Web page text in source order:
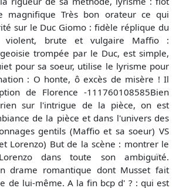
magnifique Très bon orateur ce qui
sur le Duc Giomo : fidèle réplique du
violent, brute et vulgaire Maffio :
trompée par le Duc, est simple,
pour sa soeur, utilise le lyrisme pour
: O honte, ô excès de misère ! Il
de Florence -111760108585Bien
sur l'intrigue de la pièce, on est
de la pièce et dans l'univers des
gentils (Maffio et sa soeur) VS
Lorenzo) But de la scène : montrer le
dans toute son ambiguïté.
drame romantique dont Musset fait
de lui-même. A la fin bcp d' ? : qui est